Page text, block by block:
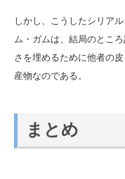
しかし、こうしたシリア
ム・ガムは、結局のとこ
さを埋めるために他者の
産物なのである。
まとめ